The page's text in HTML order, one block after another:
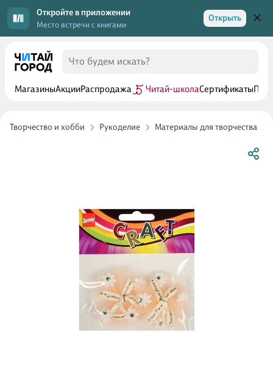
Откройте в приложении
Место встречи с книгами
Открыть
МагазиныАкцииРаспродажа Читай-школаСертификаты
Творчество и хобби Рукоделие Материалы для творчества